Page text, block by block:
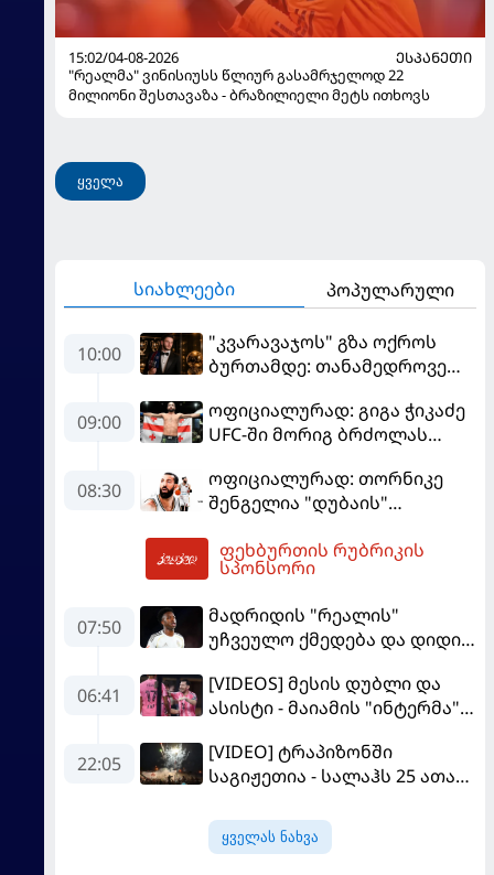
15:02/04-08-2026
ᲔᲡᲞᲐᲜᲔᲗᲘ
"რეალმა" ვინისიუსს წლიურ გასამრჯელოდ 22
მილიონი შესთავაზა - ბრაზილიელი მეტს ითხოვს
ყველა
სიახლეები პოპულარული
10:00
"კვარავაჯოს" გზა ოქროს
ბურთამდე: თანამედროვე
09:00
ოფიციალურად: გიგა ჭიკაძე
UFC-ში მორიგ ბრძოლას
08:30
ოფიციალურად: თორნიკე
შენგელია "დუბაის"
ფეხბურთის რუბრიკის
სპონსორი
07:50
მადრიდის "რეალის"
უჩვეულო ქმედება და დიდი
მომავალი გადაწყდა
06:41
[VIDEOS] მესის დუბლი და
ასისტი - მაიამის "ინტერმა"
22:05
[VIDEO] ტრაპიზონში
საგიჟეთია - სალაჰს 25 ათასი
ყველას ნახვა